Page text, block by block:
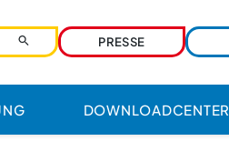
Benutzername
PRESSE
DOWNLOADCENTER